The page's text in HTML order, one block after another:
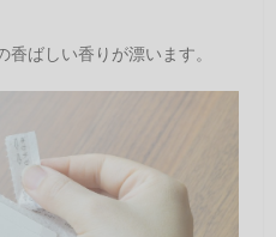
ばしい香りが漂います。